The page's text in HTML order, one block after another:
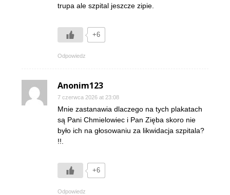
trupa ale szpital jeszcze zipie.
+6
Odpowiedz
Anonim123
7 czerwca 2026 at 23:08
Mnie zastanawia dlaczego na tych plakatach
są Pani Chmielowiec i Pan Zięba skoro nie
było ich na głosowaniu za likwidacja szpitala?
!!.
+6
Odpowiedz